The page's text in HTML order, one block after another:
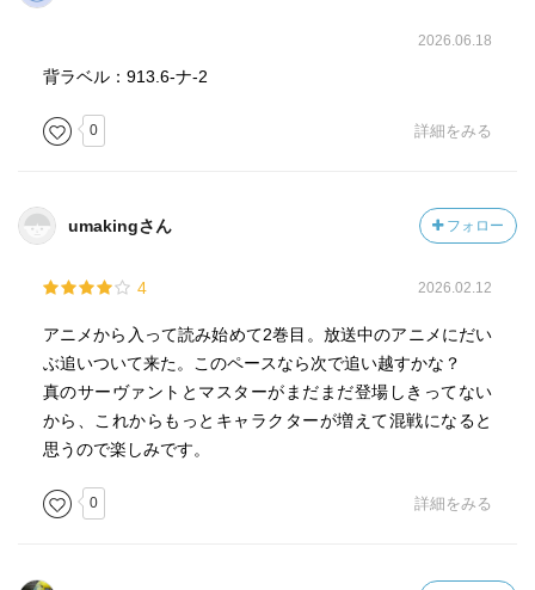
2026.06.18
背ラベル：913.6-ナ-2
0 詳細をみる
umakingさん フォロー
4 2026.02.12
アニメから入って読み始めて2巻目。放送中のアニメにだい
ぶ追いついて来た。このペースなら次で追い越すかな？
真のサーヴァントとマスターがまだまだ登場しきってない
から、これからもっとキャラクターが増えて混戦になると
思うので楽しみです。
0 詳細をみる